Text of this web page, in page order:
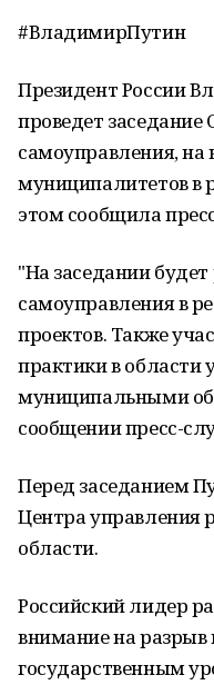
#ВладимирПутин
Президент России
проведет заседание
самоуправления, на
муниципалитетов в
этом сообщила
"На заседании
самоуправления в
проектов. Также
практики в области
муниципальными
сообщении пресс-
Перед заседанием
Центра управления
области.
Российский лидер
внимание на
государственным